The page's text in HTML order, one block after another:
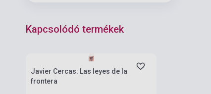
Kapcsolódó termékek
Javier Cercas: Las leyes de la
frontera